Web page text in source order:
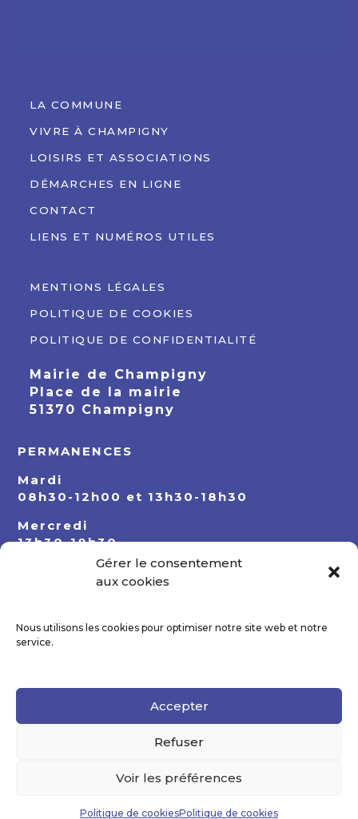
Gérer le consentement
aux cookies
Nous utilisons les cookies pour optimiser notre site web et notre
service.
Accepter
Refuser
Voir les préférences
Politique de cookiesPolitique de cookies
LA COMMUNE
VIVRE À CHAMPIGNY
LOISIRS ET ASSOCIATIONS
DÉMARCHES EN LIGNE
CONTACT
LIENS ET NUMÉROS UTILES
MENTIONS LÉGALES
POLITIQUE DE COOKIES
POLITIQUE DE CONFIDENTIALITÉ
Mairie de Champigny
Place de la mairie
51370 Champigny
PERMANENCES
Mardi
08h30-12h00 et 13h30-18h30
Mercredi
13h30-18h30
08h30-12h00 et 13h30-18h30